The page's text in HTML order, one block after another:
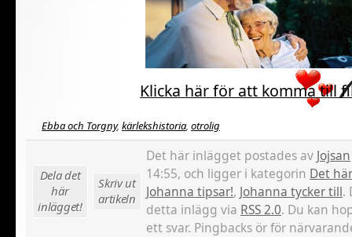
Klicka här för att komma till
Ebba och Torgny, kärlekshistoria, otrolig
Dela det
här
inlägget!
Skriv ut
artikeln
Det här inlägget postades av Jojsan
14:55, och ligger i kategorin Det
Johanna tipsar!, Johanna tycker till.
detta inlägg via RSS 2.0. Du kan
ett svar. Pingbacks ör för